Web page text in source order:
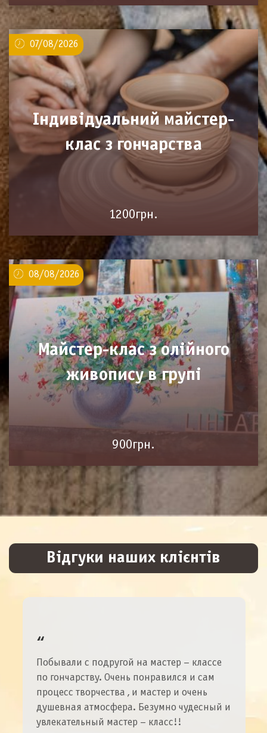
07/08/2026
Індивідуальний майстер-
клас з гончарства
1200грн.
08/08/2026
Майстер-клас з олійного
живопису в групі
900грн.
Відгуки наших клієнтів
Побывали с подругой на мастер – классе
по гончарству. Очень понравился и сам
процесс творчества , и мастер и очень
душевная атмосфера. Безумно чудесный и
увлекательный мастер – класс!!